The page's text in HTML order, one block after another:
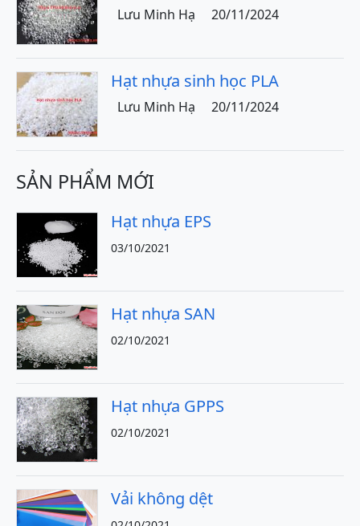
Lưu Minh Hạ 20/11/2024
Hạt nhựa sinh học PLA
Lưu Minh Hạ 20/11/2024
SẢN PHẨM MỚI
Hạt nhựa EPS
03/10/2021
Hạt nhựa SAN
02/10/2021
Hạt nhựa GPPS
02/10/2021
Vải không dệt